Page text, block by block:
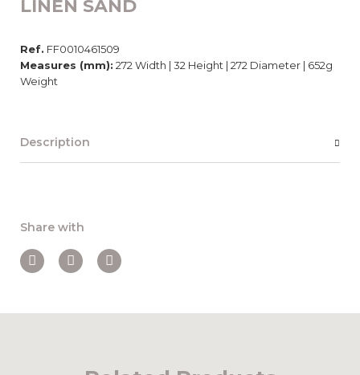
LINEN SAND
Ref. FF0010461509
Measures (mm): 272 Width | 32 Height | 272 Diameter | 652g
Weight
Description
Share with